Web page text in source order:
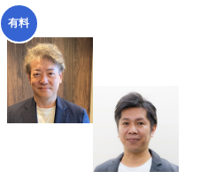
2025年
度
有料